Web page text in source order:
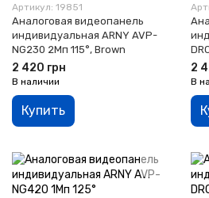
Артикул: 19851
Аналоговая видеопанель
индивидуальная ARNY AVP-
NG230 2Мп 115°, Brown
2 420 грн
В наличии
Купить
2
В